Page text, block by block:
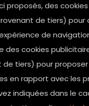
proposés, des
de tiers) pour
de
des cookies
de tiers) pour
en rapport avec les
indiquées dans le